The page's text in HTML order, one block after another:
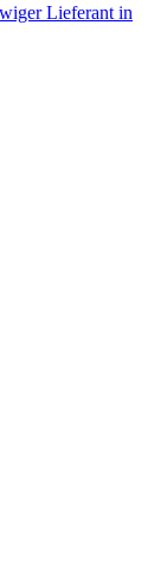
Lieferant in